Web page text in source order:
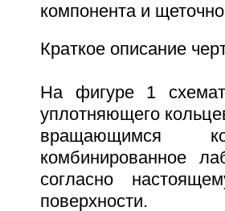
компонента и
Краткое описание
На фигуре 1
уплотняющего
вращающимся
комбинированное
согласно
поверхности.